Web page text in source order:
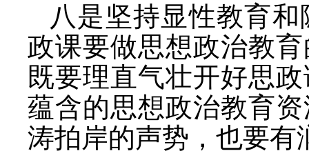
八是坚持显性教育
政课要做思想政治教
既要理直气壮开好思
蕴含的思想政治教育
涛拍岸的声势，也要有